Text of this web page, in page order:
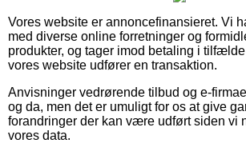
Vores website er annoncefinansieret. Vi
med diverse online forretninger og
produkter, og tager imod betaling i
vores website udfører en transaktion.
Anvisninger vedrørende tilbud og e-
og da, men det er umuligt for os at give
forandringer der kan være udført siden vi
vores data.